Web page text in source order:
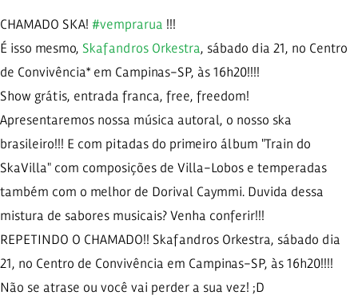
CHAMADO SKA! #vemprarua !!!
É isso mesmo, Skafandros Orkestra, sábado dia 21, no Centro
de Convivência* em Campinas-SP, às 16h20!!!!
Show grátis, entrada franca, free, freedom!
Apresentaremos nossa música autoral, o nosso ska
brasileiro!!! E com pitadas do primeiro álbum "Train do
SkaVilla" com composições de Villa-Lobos e temperadas
também com o melhor de Dorival Caymmi. Duvida dessa
mistura de sabores musicais? Venha conferir!!!
REPETINDO O CHAMADO!! Skafandros Orkestra, sábado dia
21, no Centro de Convivência em Campinas-SP, às 16h20!!!!
Não se atrase ou você vai perder a sua vez! ;D